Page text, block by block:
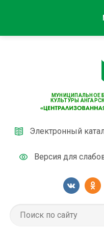
МУНИЦИПАЛЬНОЕ
КУЛЬТУРЫ
Электронный
Версия для